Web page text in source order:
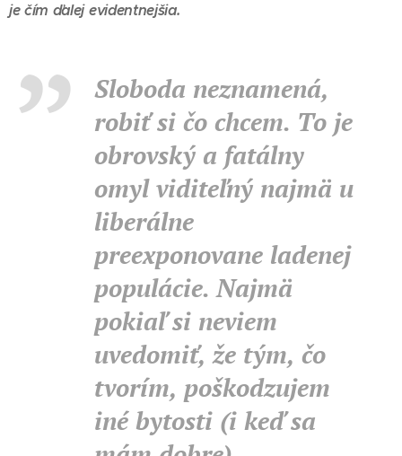
je čím ďalej evidentnejšia.
Sloboda neznamená,
robiť si čo chcem. To je
obrovský a fatálny
omyl viditeľný najmä u
liberálne
preexponovane ladenej
populácie. Najmä
pokiaľ si neviem
uvedomiť, že tým, čo
tvorím, poškodzujem
iné bytosti (i keď sa